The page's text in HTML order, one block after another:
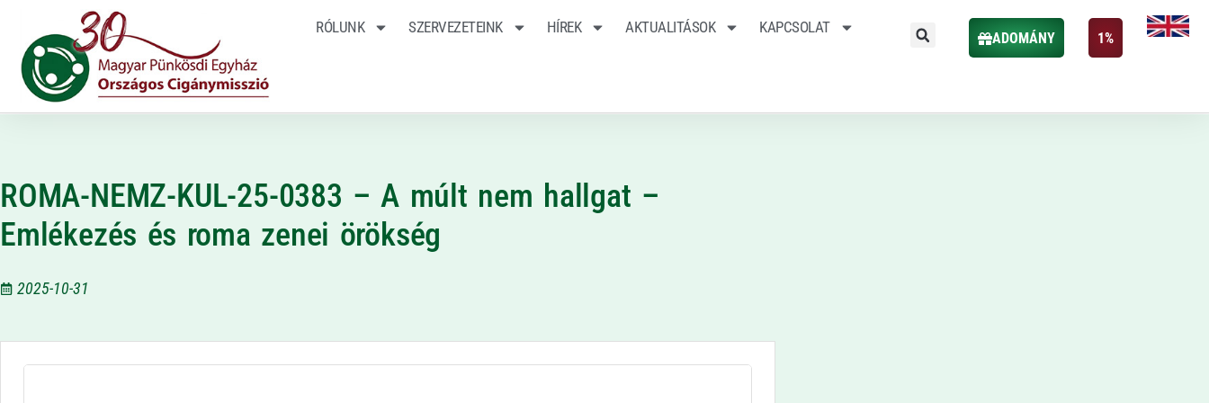
RÓLUNK SZERVEZETEINK HÍREK AKTUALITÁSOK KAPCSOLAT
ADOMÁNY 1%
ROMA-NEMZ-KUL-25-0383 – A múlt nem hallgat –
Emlékezés és roma zenei örökség
2025-10-31